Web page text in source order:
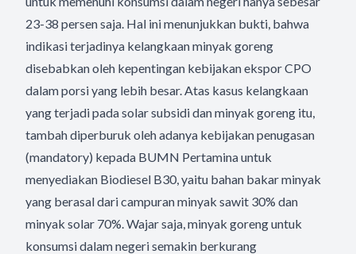
23-38 persen saja. Hal ini menunjukkan bukti, bahwa
indikasi terjadinya kelangkaan minyak goreng
disebabkan oleh kepentingan kebijakan ekspor CPO
dalam porsi yang lebih besar. Atas kasus kelangkaan
yang terjadi pada solar subsidi dan minyak goreng itu,
tambah diperburuk oleh adanya kebijakan penugasan
(mandatory) kepada BUMN Pertamina untuk
menyediakan Biodiesel B30, yaitu bahan bakar minyak
yang berasal dari campuran minyak sawit 30% dan
minyak solar 70%. Wajar saja, minyak goreng untuk
konsumsi dalam negeri semakin berkurang